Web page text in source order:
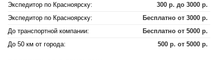
Экспедитор по Красноярску:
300 р. до 3000 р.
Экспедитор по Красноярску:
Бесплатно от 3000 р.
До транспортной компании:
Бесплатно от 5000 р.
До 50 км от города:
500 р. от 5000 р.